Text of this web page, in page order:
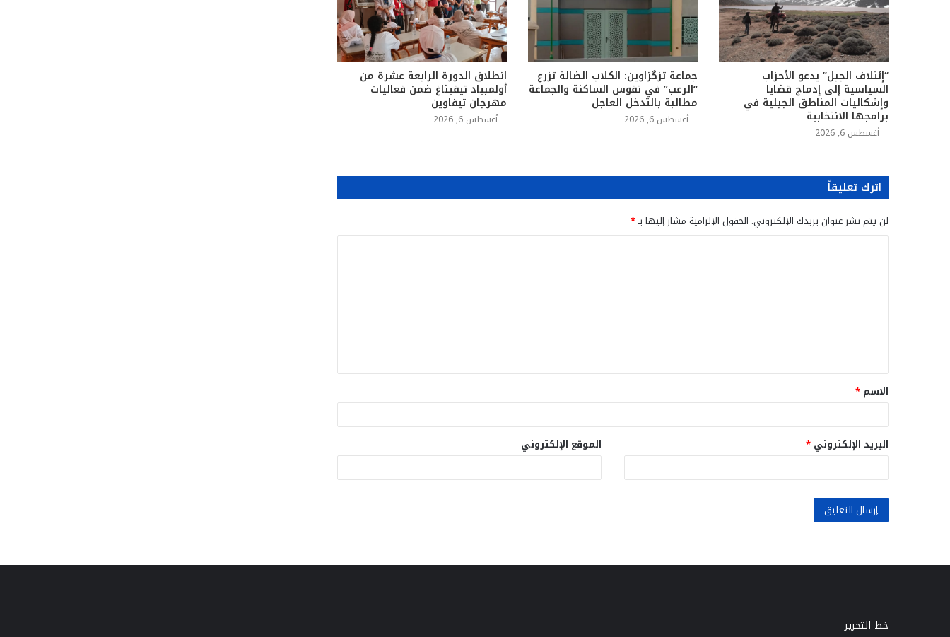
“إئتلاف الجبل” يدعو الأحزاب
السياسية إلى إدماج قضايا
وإشكاليات المناطق الجبلية في
برامجها الانتخابية
أغسطس 6, 2026
جماعة تزگزاوين: الكلاب الضالة تزرع
“الرعب” في نفوس الساكنة والجماعة
مطالبة بالتدخل العاجل
أغسطس 6, 2026
انطلاق الدورة الرابعة عشرة من
أولمبياد تيفيناغ ضمن فعاليات
مهرجان تيفاوين
أغسطس 6, 2026
اترك تعليقاً
لن يتم نشر عنوان بريدك الإلكتروني. الحقول الإلزامية مشار إليها بـ*
ق
*
الاسم *
البريد الإلكتروني * الموقع الإلكتروني
خط التحرير